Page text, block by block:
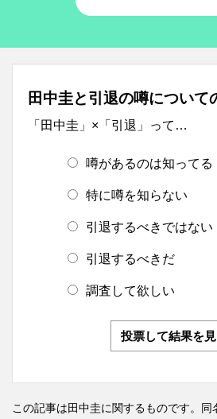
田中圭と引退の噂について
「田中圭」×「引退」って…
噂があるのは知ってる
特に噂を知らない
引退するべきではない
引退するべきだ
調査して欲しい
投票して結果を
この記事は田中圭に関するものです。同